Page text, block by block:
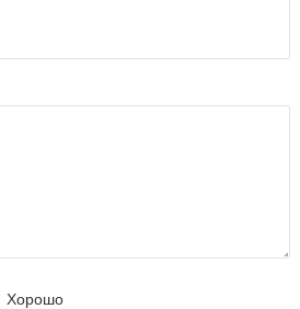
Хорошо